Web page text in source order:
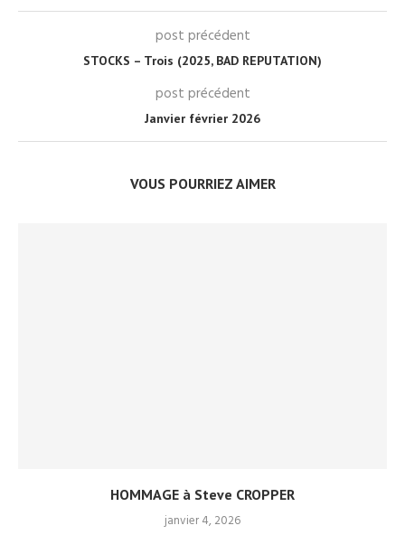
post précédent
STOCKS – Trois (2025, BAD REPUTATION)
post précédent
Janvier février 2026
VOUS POURRIEZ AIMER
HOMMAGE à Steve CROPPER
janvier 4, 2026